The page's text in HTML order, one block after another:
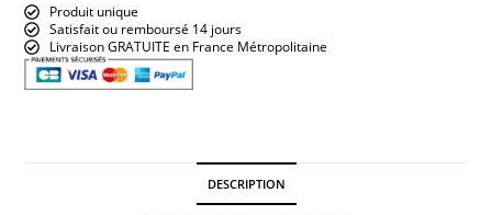
Produit unique
Satisfait ou remboursé 14 jours
Livraison GRATUITE en France Métropolitaine
DESCRIPTION